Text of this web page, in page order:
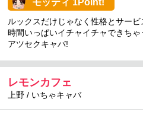
ルックスだけじゃなく性格とサー
時間いっぱいイチャイチャできち
アツセクキャバ!
レモンカフェ
上野 / いちゃキャバ